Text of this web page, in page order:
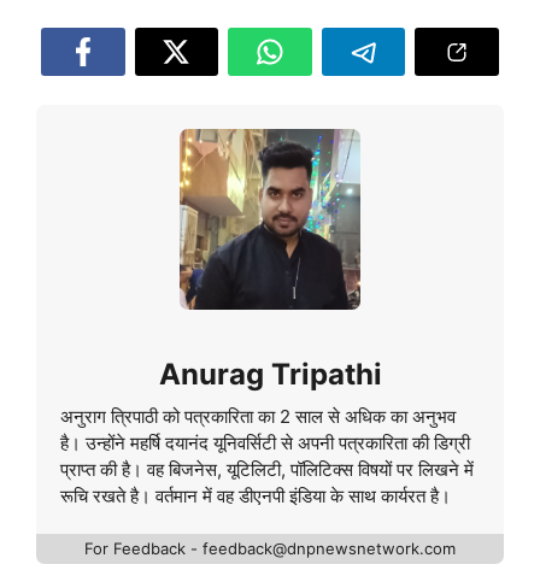
Anurag Tripathi
अनुराग त्रिपाठी को पत्रकारिता का 2 साल से अधिक का अनुभव
है। उन्होंने महर्षि दयानंद यूनिवर्सिटी से अपनी पत्रकारिता की डिग्री
प्राप्त की है। वह बिजनेस, यूटिलिटी, पॉलिटिक्स विषयों पर लिखने में
रूचि रखते है। वर्तमान में वह डीएनपी इंडिया के साथ कार्यरत है।
For Feedback - feedback@dnpnewsnetwork.com